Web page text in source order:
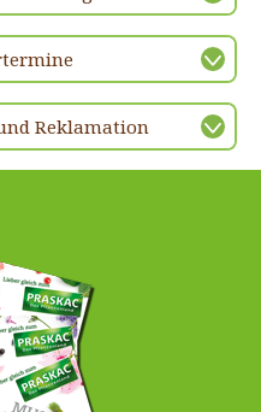
Reklamation